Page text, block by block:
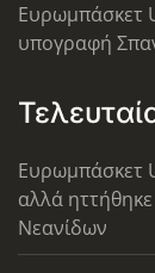
Ευρωμπάσκετ
υπογραφή
Ευρωμπάσκετ
αλλά
Νεανίδων